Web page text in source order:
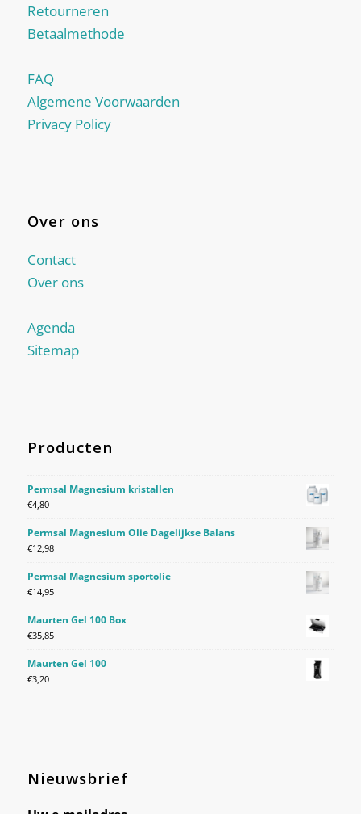
Retourneren
Betaalmethode
FAQ
Algemene Voorwaarden
Privacy Policy
Over ons
Contact
Over ons
Agenda
Sitemap
Producten
Permsal Magnesium kristallen
€4,80
Permsal Magnesium Olie Dagelijkse Balans
€12,98
Permsal Magnesium sportolie
€14,95
Maurten Gel 100 Box
€35,85
Maurten Gel 100
€3,20
Nieuwsbrief